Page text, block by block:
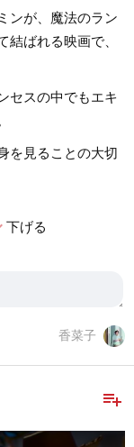
ンが、魔法のラン
ばれる映画で、
セスの中でもエキ
を見ることの大切
下げる
香菜子
playlist_add